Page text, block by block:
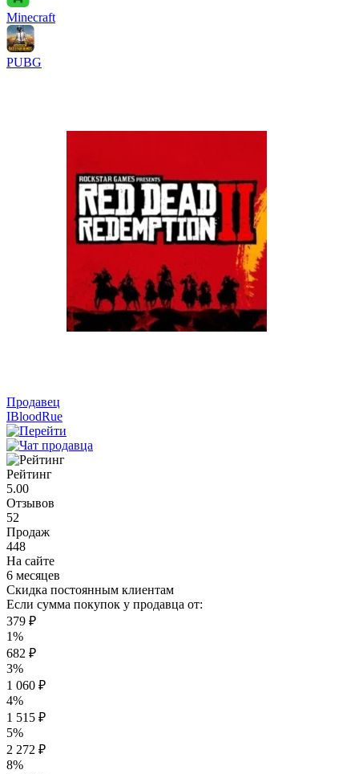
Minecraft
PUBG
Продавец
IBloodRue
Рейтинг
5.00
Отзывов
52
Продаж
448
На сайте
6 месяцев
Скидка постоянным клиентам
Если сумма покупок у продавца от:
379 ₽
1%
682 ₽
3%
1 060 ₽
4%
1 515 ₽
5%
2 272 ₽
8%